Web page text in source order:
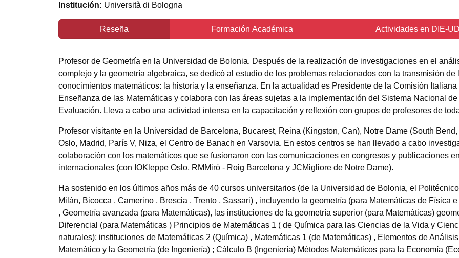
Institución: Università di Bologna
Reseña Formación Académica Actividades en DIE-UD
Profesor de Geometría en la Universidad de Bolonia. Después de la realización de investigaciones en el
complejo y la geometría algebraica, se dedicó al estudio de los problemas relacionados con la transmisión de
conocimientos matemáticos: la historia y la enseñanza. En la actualidad es Presidente de la Comisión Italiana
Enseñanza de las Matemáticas y colabora con las áreas sujetas a la implementación del Sistema Nacional de
Evaluación. Lleva a cabo una actividad intensa en la capacitación y reflexión con grupos de profesores de
Profesor visitante en la Universidad de Barcelona, Bucarest, Reina (Kingston, Can), Notre Dame (South Bend,
Oslo, Madrid, París V, Niza, el Centro de Banach en Varsovia. En estos centros se han llevado a cabo
colaboración con los matemáticos que se fusionaron con las comunicaciones en congresos y publicaciones
internacionales (con IOKleppe Oslo, RMMirò - Roig Barcelona y JCMigliore de Notre Dame).
Ha sostenido en los últimos años más de 40 cursos universitarios (de la Universidad de Bolonia, el
Milán, Bicocca , Camerino , Brescia , Trento , Sassari) , incluyendo la geometría (para Matemáticas de Física
, Geometría avanzada (para Matemáticas), las instituciones de la geometría superior (para Matemáticas)
Diferencial (para Matemáticas ) Principios de Matemáticas 1 ( de Química para las Ciencias de la Vida y
naturales); instituciones de Matemáticas 2 (Química) , Matemáticas 1 (de Matemáticas) , Elementos de Análisis
Matemático y la Geometría (de Ingeniería) ; Cálculo B (Ingeniería) Métodos Matemáticos para la Economía